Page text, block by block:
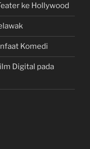
ke Hollywood
Komedi
Digital pada